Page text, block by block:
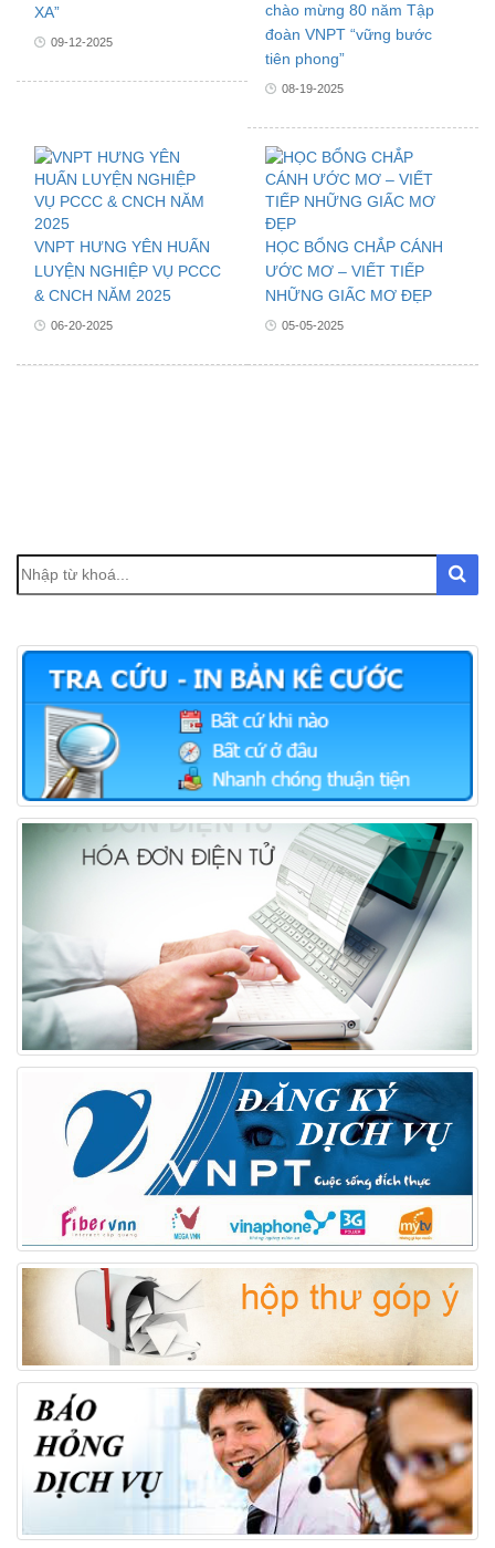
XA”
09-12-2025
chào mừng 80 năm Tập
đoàn VNPT “vững bước
tiên phong”
08-19-2025
VNPT HƯNG YÊN HUẤN
LUYỆN NGHIỆP VỤ PCCC
& CNCH NĂM 2025
06-20-2025
HỌC BỔNG CHẮP CÁNH
ƯỚC MƠ – VIẾT TIẾP
NHỮNG GIẤC MƠ ĐẸP
05-05-2025